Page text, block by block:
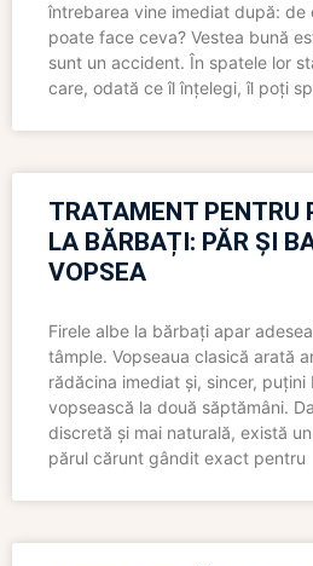
întrebarea vine imediat după: de
poate face ceva? Vestea bună
sunt un accident. În spatele lor
care, odată ce îl înțelegi, îl poți
TRATAMENT PENTRU
LA BĂRBAȚI: PĂR ȘI
VOPSEA
Firele albe la bărbați apar
tâmple. Vopseaua clasică arată
rădăcina imediat și, sincer,
vopsească la două săptămâni.
discretă și mai naturală, există
părul cărunt gândit exact pentru